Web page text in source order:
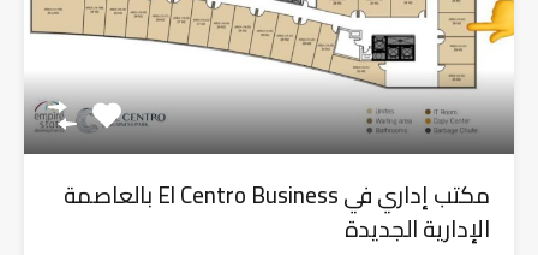
مكتب إداري في El Centro Business بالعاصمة
الإدارية الجديدة